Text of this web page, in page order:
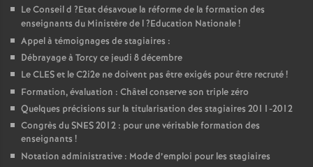
Le Conseil d ?Etat désavoue la réforme de la formation des
enseignants du Ministère de l?Education Nationale!
Appel à témoignages de stagiaires :
Débrayage à Torcy ce jeudi 8 décembre
LeCLESet le C2i2e ne doivent pas être exigés pour être recruté!
Formation, évaluation : Châtel conserve son triple zéro
Quelques précisions sur la titularisation des stagiaires 2011-2012
Congrès duSNES2012 : pour une véritable formation des
enseignants !
Notation administrative : Mode d’emploi pour les stagiaires